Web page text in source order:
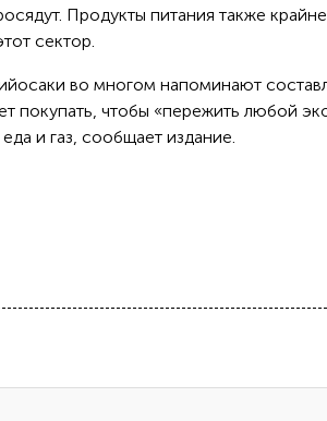
Продукты питания также
сектор.
во многом напоминают
покупать, чтобы «пережить любой
и газ, сообщает издание.